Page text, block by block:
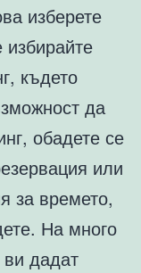
изберете
където
да
обадете се
или
за времето,
На много
дадат